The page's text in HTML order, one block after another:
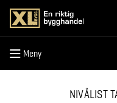
Meny
Meny
NIVÅLIST